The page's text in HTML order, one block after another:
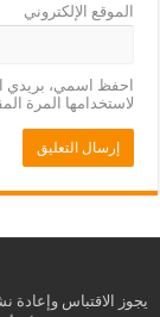
الموقع الإلكتروني
احفظ اسمي، بريدي
لاستخدامها المرة
يجوز الاقتباس وإعادة